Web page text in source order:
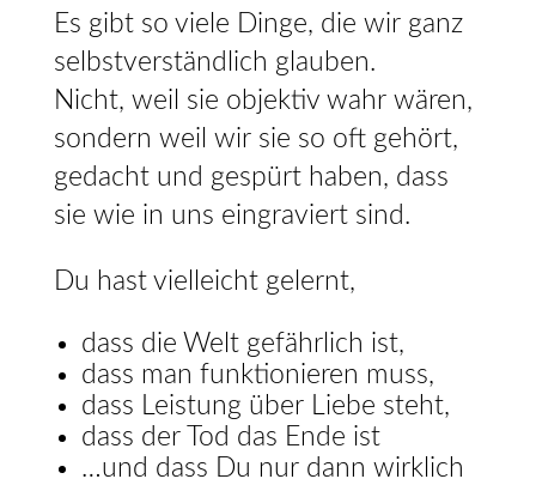
Es gibt so viele Dinge, die wir ganz
selbstverständlich glauben.
Nicht, weil sie objektiv wahr wären,
sondern weil wir sie so oft gehört,
gedacht und gespürt haben, dass
sie wie in uns eingraviert sind.
Du hast vielleicht gelernt,
dass die Welt gefährlich ist,
dass man funktionieren muss,
dass Leistung über Liebe steht,
dass der Tod das Ende ist
…und dass Du nur dann wirklich